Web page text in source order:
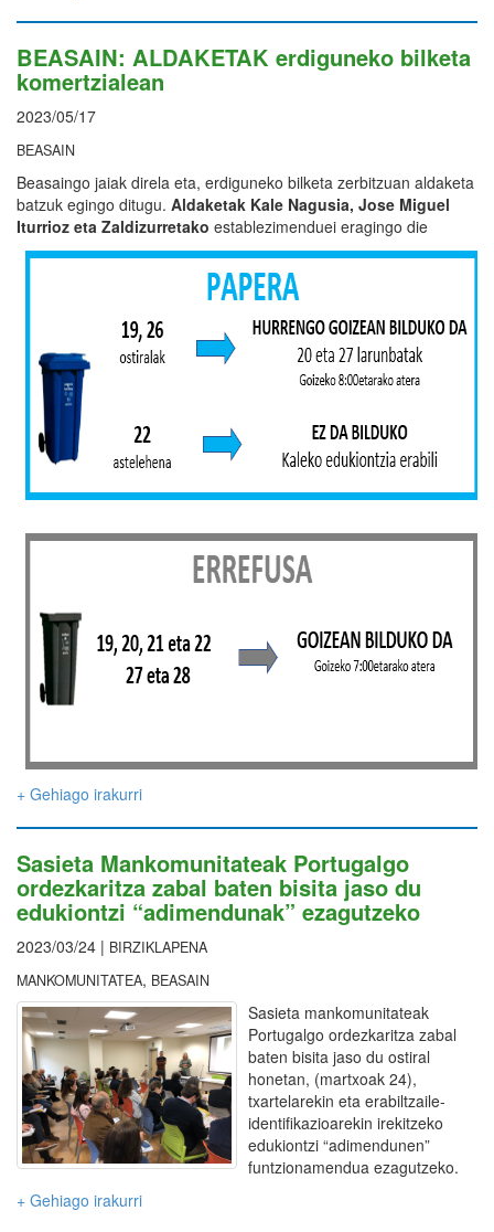
BEASAIN: ALDAKETAK erdiguneko bilketa
komertzialean
2023/05/17
BEASAIN
Beasaingo jaiak direla eta, erdiguneko bilketa zerbitzuan aldaketa
batzuk egingo ditugu. Aldaketak Kale Nagusia, Jose Miguel
Iturrioz eta Zaldizurretako establezimenduei eragingo die
+ Gehiago irakurri
Sasieta Mankomunitateak Portugalgo
ordezkaritza zabal baten bisita jaso du
edukiontzi “adimendunak” ezagutzeko
2023/03/24 | BIRZIKLAPENA
MANKOMUNITATEA, BEASAIN
Sasieta mankomunitateak
Portugalgo ordezkaritza zabal
baten bisita jaso du ostiral
honetan, (martxoak 24),
txartelarekin eta erabiltzaile-
identifikazioarekin irekitzeko
edukiontzi “adimendunen”
funtzionamendua ezagutzeko.
+ Gehiago irakurri